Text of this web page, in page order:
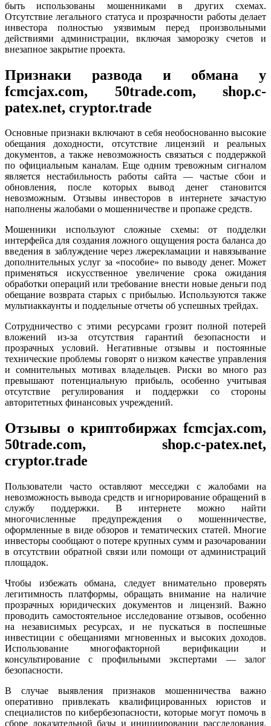
быть использованы мошенниками в других схемах.
Отсутствие легального статуса и прозрачности работы делает
инвестора полностью уязвимым перед произвольными
действиями администрации, включая заморозку счетов и
внезапное закрытие проекта.
Признаки развода и обмана у
fcmcjax.com, 50trade.com, shop.c-
patex.net, cryptor.trade
Основные признаки включают в себя необоснованно высокие
обещания доходности, отсутствие лицензий и реальных
документов, а также невозможность связаться с поддержкой
по официальным каналам. Еще одним тревожным сигналом
является нестабильность работы сайта — частые сбои и
обновления, после которых вывод денег становится
невозможным. Отзывы инвесторов в интернете зачастую
наполнены жалобами о мошенничестве и пропаже средств.
Мошенники используют сложные схемы: от подделки
интерфейса для создания ложного ощущения роста баланса до
введения в заблуждение через лжерекламации и навязывание
дополнительных услуг за «пособие» по выводу денег. Может
применяться искусственное увеличение срока ожидания
обработки операций или требование внести новые деньги под
обещание возврата старых с прибылью. Используются также
мультиаккаунты и поддельные отчеты об успешных трейдах.
Сотрудничество с этими ресурсами грозит полной потерей
вложений из-за отсутствия гарантий безопасности и
прозрачных условий. Негативные отзывы и постоянные
технические проблемы говорят о низком качестве управления
и сомнительных мотивах владельцев. Риски во много раз
превышают потенциальную прибыль, особенно учитывая
отсутствие регулирования и поддержки со стороны
авторитетных финансовых учреждений.
Отзывы о криптобиржах fcmcjax.com,
50trade.com, shop.c-patex.net,
cryptor.trade
Пользователи часто оставляют месседжи с жалобами на
невозможность вывода средств и игнорирование обращений в
службу поддержки. В интернете можно найти
многочисленные предупреждения о мошенничестве,
оформленные в виде обзоров и тематических статей. Многие
инвесторы сообщают о потере крупных сумм и разочаровании
в отсутствии обратной связи или помощи от администраций
площадок.
Чтобы избежать обмана, следует внимательно проверять
легитимность платформы, обращать внимание на наличие
прозрачных юридических документов и лицензий. Важно
проводить самостоятельное исследование отзывов, особенно
на независимых ресурсах, и не пускаться в поспешные
инвестиции с обещаниями мгновенных и высоких доходов.
Использование многофакторной верификации и
консультирование с профильными экспертами — залог
безопасности.
В случае выявления признаков мошенничества важно
оперативно привлекать квалифицированных юристов и
специалистов по кибербезопасности, которые могут помочь в
сборе доказательной базы и инициировании расследования.